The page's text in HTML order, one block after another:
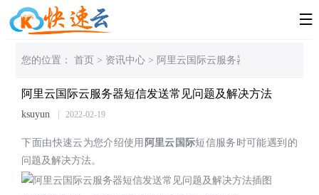

您的位置：首页 > 资讯中心 > 阿里云国际云服务器短信发送常见
阿里云国际云服务器短信发送常见问题及解决方法
ksuyun 2022-02-19
下面由快速云为您介绍使用 阿里云国际短信服务时可能遇到的
问题及解决方法。